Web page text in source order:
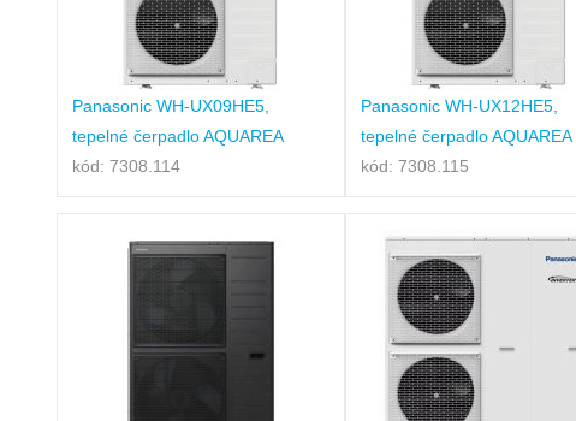
Panasonic WH-UX09HE5,
tepelné čerpadlo AQUAREA
kód: 7308.114
Panasonic WH-UX12HE5,
tepelné čerpadlo AQUAREA
kód: 7308.115